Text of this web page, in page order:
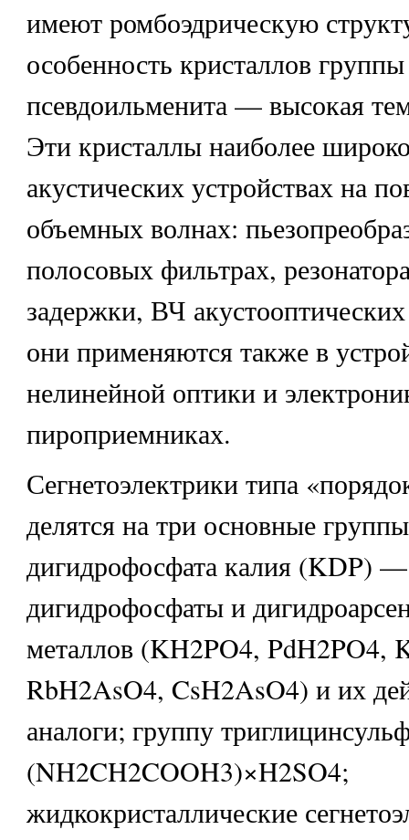
имеют ромбоэдрическую
особенность кристаллов группы
псевдоильменита — высокая
Эти кристаллы наиболее
акустических устройствах на
объемных волнах:
полосовых фильтрах,
задержки, ВЧ
они применяются также в
нелинейной оптики и
пироприемниках.
Сегнетоэлектрики типа
делятся на три основные
дигидрофосфата калия (KDP) —
дигидрофосфаты и
металлов (KH2PO4, PdH2PO4,
RbH2AsO4, CsH2AsO4) и их
аналоги; группу
(NH2CH2COOH3)×H2SO4;
жидкокристаллические